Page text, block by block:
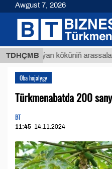
TDHÇMB
Buýan köküniň
Oba hojalygy
Türkmenabatda 200
BT
11:45 14.11.2024
Awgust 7, 2026